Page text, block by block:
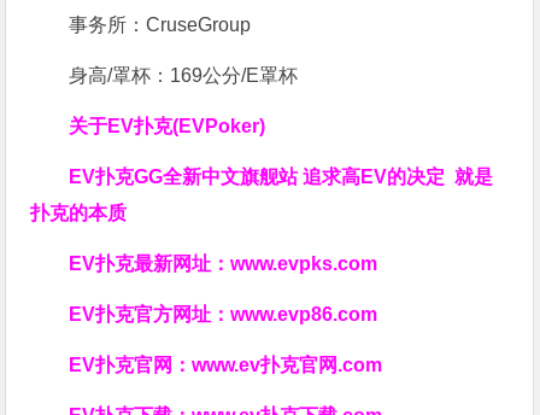
事务所：CruseGroup
身高/罩杯：169公分/E罩杯
关于EV扑克(EVPoker)
EV扑克GG全新中文旗舰站追求高EV的决定就是
扑克的本质
EV扑克最新网址：www.evpks.com
EV扑克官方网址：www.evp86.com
EV扑克官网：www.ev扑克官网.com